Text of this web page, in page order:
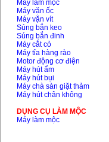
Máy làm mộc
Máy vặn ốc
Máy vặn vít
Súng bắn keo
Súng bắn đinh
Máy cắt cỏ
Máy tỉa hàng rào
Motor động cơ điện
Máy hút ẩm
Máy hút bụi
Máy chà sàn giặt thảm
Máy hút chân không
DỤNG CỤ LÀM MỘC
Máy làm mộc